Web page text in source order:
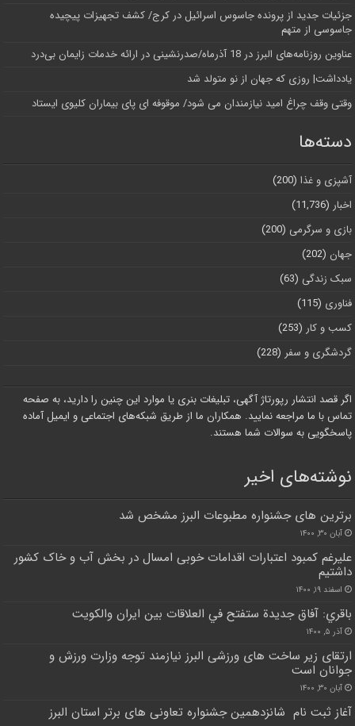
جزئیات جدید از پرونده جاسوس اسرائیل در کرج/‌ کشف تجهیزات پیچیده
جاسوسی از متهم
عناوین روزنامه‌های البرز در ‌18 آذرماه/صدرنشینی در ارائه خدمات زایمان بی‌درد
یادداشت| روزی که جهان از نو متولد شد
وقتی وقف چراغ امید نیازمندان می شود/ موقوفه ای پای بیماران کلیوی ایستاد
دسته‌ها
آشپزی و غذا (200)
اخبار (11,736)
بازی و سرگرمی (200)
جهان (202)
سبک زندگی (63)
فناوری (115)
کسب و کار (253)
گردشگری و سفر (228)
اگر قصد انتشار رپورتاژ آگهی، تبلیغات بنری یا موارد این چنین را دارید، به صفحه
تماس با ما مراجعه نمایید. همکاران ما از طریق شبکه‌های اجتماعی و ایمیل آماده
پاسخگویی به سوالات شما هستند.
نوشته‌های اخیر
برترین های جشنواره مطبوعات البرز مشخص شد
آبان ۳۰, ۱۴۰۰
علیرغم کمبود اعتبارات اقدامات خوبی امسال در بخش آب و خاک کشور
داشتیم
اسفند ۱۹, ۱۴۰۰
باقري: آفاق جديدة ستفتح في العلاقات بين ايران والكويت
آذر ۵, ۱۴۰۰
ارتقای زیر ساخت های ورزشی البرز نیازمند توجه وزارت ورزش و
جوانان است
آبان ۳۰, ۱۴۰۰
آغاز ثبت نام شانزدهمین جشنواره تعاونی های برتر استان البرز